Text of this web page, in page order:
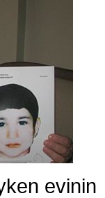
evinin